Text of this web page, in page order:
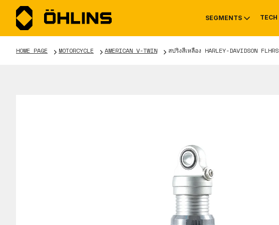
SEGMENTS TECH
HOME PAGE MOTORCYCLE AMERICAN V-TWIN สปริงสีเหลือง HARLEY-DAVIDSON FLHRS